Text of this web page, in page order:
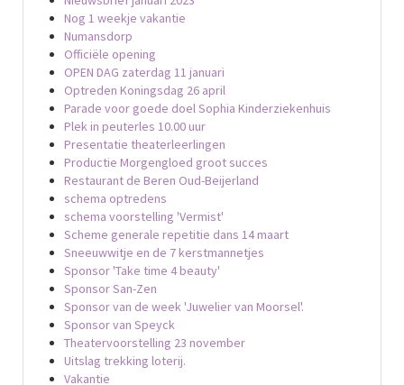
Nog 1 weekje vakantie
Numansdorp
Officiële opening
OPEN DAG zaterdag 11 januari
Optreden Koningsdag 26 april
Parade voor goede doel Sophia Kinderziekenhuis
Plek in peuterles 10.00 uur
Presentatie theaterleerlingen
Productie Morgengloed groot succes
Restaurant de Beren Oud-Beijerland
schema optredens
schema voorstelling 'Vermist'
Scheme generale repetitie dans 14 maart
Sneeuwwitje en de 7 kerstmannetjes
Sponsor 'Take time 4 beauty'
Sponsor San-Zen
Sponsor van de week 'Juwelier van Moorsel'.
Sponsor van Speyck
Theatervoorstelling 23 november
Uitslag trekking loterij.
Vakantie